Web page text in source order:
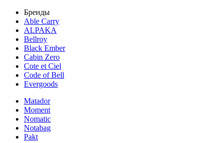
Бренды
Able Carry
ALPAKA
Bellroy
Black Ember
Cabin Zero
Cote et Ciel
Code of Bell
Evergoods
Matador
Moment
Nomatic
Notabag
Pakt